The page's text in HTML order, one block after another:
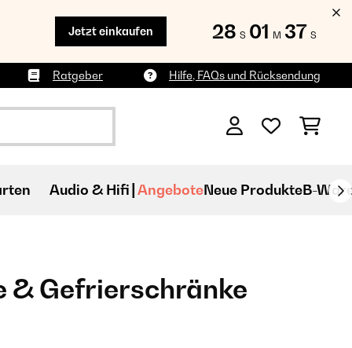
Jetzt einkaufen 28 S 01 M 37 S
Ratgeber Hilfe, FAQs und Rücksendung
Audio & Hifi AngeboteNeue ProdukteB-
& Gefrierschränke